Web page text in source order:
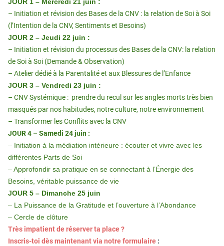
– Initiation et révision des Bases de la CNV : la relation de Soi à Soi
(l’Intention de la CNV, Sentiments et Besoins)
JOUR 2 – Jeudi 22 juin :
– Initiation et révision du processus des Bases de la CNV: la relation
de Soi à Soi (Demande & Observation)
– Atelier dédié à la Parentalité et aux Blessures de l’Enfance
JOUR 3 – Vendredi 23 juin :
– CNV Systémique : prendre du recul sur les angles morts très bien
masqués par nos habitudes, notre culture, notre environnement
– Transformer les Conflits avec la CNV
JOUR 4 – Samedi 24 juin :
– Initiation à la médiation intérieure : écouter et vivre avec les
différentes Parts de Soi
– Approfondir sa pratique en se connectant à l’Énergie des
Besoins, véritable puissance de vie
JOUR 5 – Dimanche 25 juin
– La Puissance de la Gratitude et l’ouverture à l’Abondance
– Cercle de clôture
Très impatient de réserver ta place ?
Inscris-toi dès maintenant via notre formulaire :